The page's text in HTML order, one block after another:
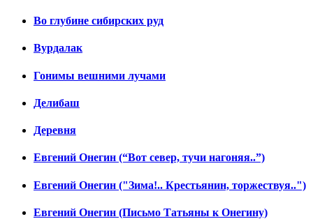
Во глубине сибирских руд
Вурдалак
Гонимы вешними лучами
Делибаш
Деревня
Евгений Онегин (“Вот север, тучи нагоняя..”)
Евгений Онегин ("Зима!.. Крестьянин, торжествуя..")
Евгений Онегин (Письмо Татьяны к Онегину)